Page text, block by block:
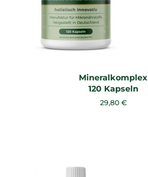
Mineralkomplex
120 Kapseln
29,80 €